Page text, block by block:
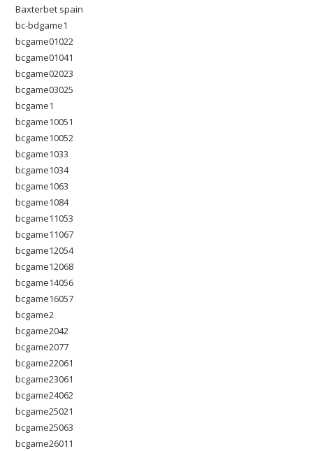
Baxterbet spain
bc-bdgame1
bcgame01022
bcgame01041
bcgame02023
bcgame03025
bcgame1
bcgame10051
bcgame10052
bcgame1033
bcgame1034
bcgame1063
bcgame1084
bcgame11053
bcgame11067
bcgame12054
bcgame12068
bcgame14056
bcgame16057
bcgame2
bcgame2042
bcgame2077
bcgame22061
bcgame23061
bcgame24062
bcgame25021
bcgame25063
bcgame26011